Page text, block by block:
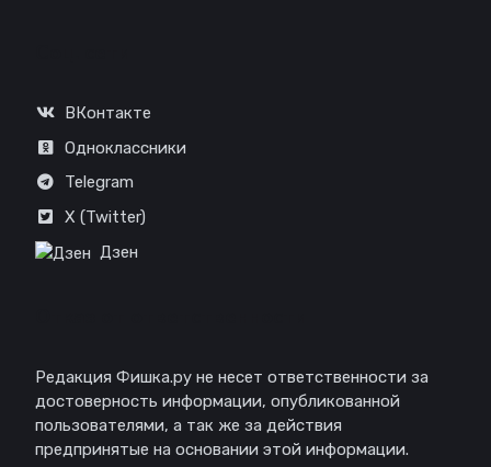
ВКонтакте
Одноклассники
Telegram
X (Twitter)
Дзен
Редакция Фишка.ру не несет ответственности за
достоверность информации, опубликованной
пользователями, а так же за действия
предпринятые на основании этой информации.